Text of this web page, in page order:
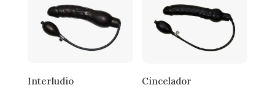
Interludio Cincelador